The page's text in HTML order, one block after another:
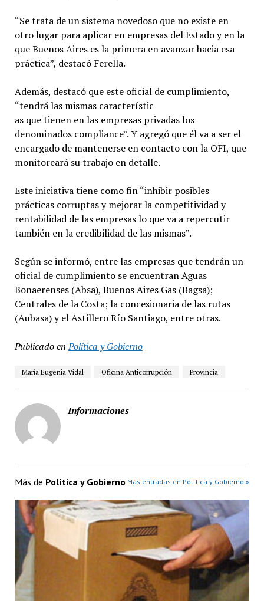
“Se trata de un sistema novedoso que no existe en
otro lugar para aplicar en empresas del Estado y en la
que Buenos Aires es la primera en avanzar hacia esa
práctica”, destacó Ferella.
Además, destacó que este oficial de cumplimiento,
“tendrá las mismas característic
as que tienen en las empresas privadas los
denominados compliance”. Y agregó que él va a ser el
encargado de mantenerse en contacto con la OFI, que
monitoreará su trabajo en detalle.
Este iniciativa tiene como fin “inhibir posibles
prácticas corruptas y mejorar la competitividad y
rentabilidad de las empresas lo que va a repercutir
también en la credibilidad de las mismas”.
Según se informó, entre las empresas que tendrán un
oficial de cumplimiento se encuentran Aguas
Bonaerenses (Absa), Buenos Aires Gas (Bagsa);
Centrales de la Costa; la concesionaria de las rutas
(Aubasa) y el Astillero Río Santiago, entre otras.
Publicado en Política y Gobierno
María Eugenia Vidal Oficina Anticorrupción Provincia
Informaciones
Más de Política y Gobierno Más entradas en Política y Gobierno »